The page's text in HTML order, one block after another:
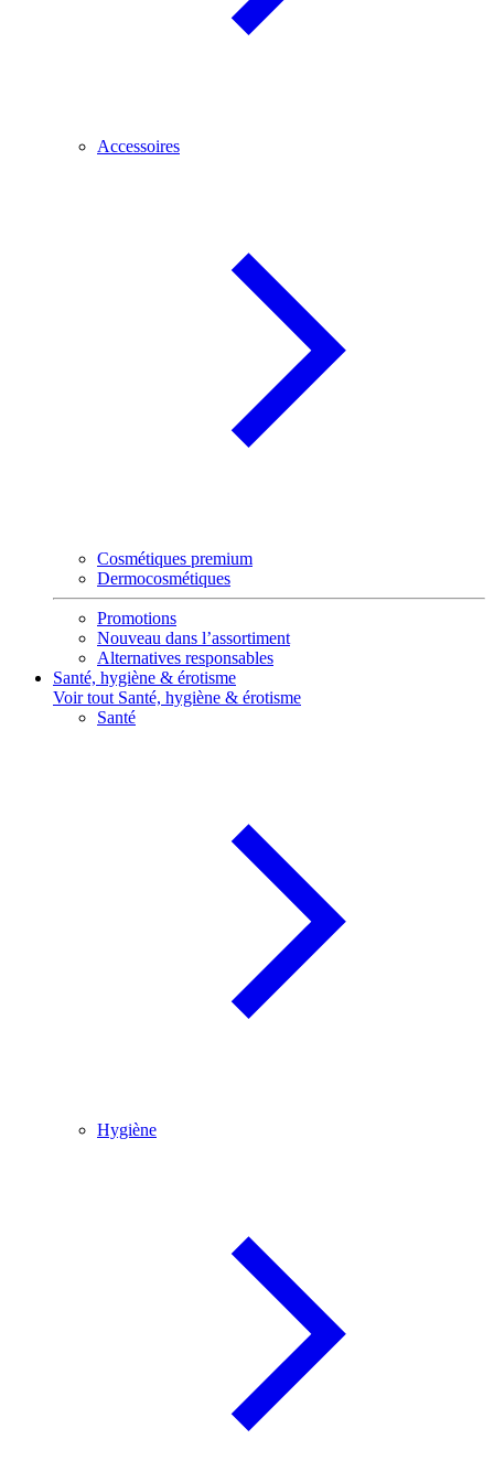
Accessoires
Cosmétiques premium
Dermocosmétiques
Promotions
Nouveau dans l’assortiment
Alternatives responsables
Santé, hygiène & érotisme
Voir tout Santé, hygiène & érotisme
Santé
Hygiène